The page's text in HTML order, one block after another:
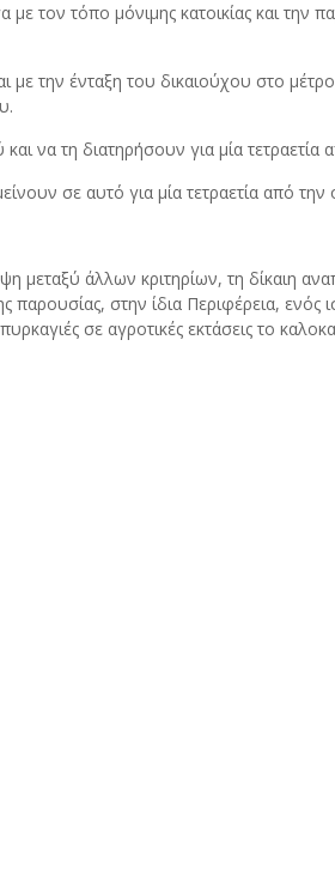
τον τόπο μόνιμης κατοικίας και την
με την ένταξη του δικαιούχου στο
να τη διατηρήσουν για μία
σε αυτό για μία τετραετία από
άλλων κριτηρίων, τη δίκαιη
στην ίδια Περιφέρεια,
σε αγροτικές εκτάσεις το